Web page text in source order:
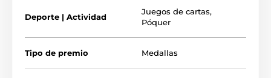
Deporte | Actividad
Juegos de cartas,
Póquer
Tipo de premio Medallas